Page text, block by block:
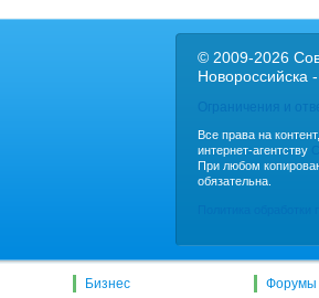
© 2009-2026
Новороссийска
Все права на
интернет-агентству
При любом
обязательна.
Бизнес Форумы